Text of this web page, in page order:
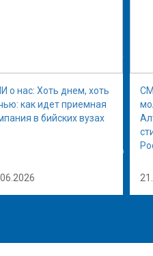
о нас: Хоть днем, хоть
как идет приемная
в бийских вузах